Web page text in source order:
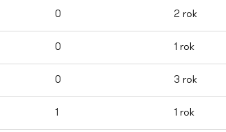
0 2 rok
0 1 rok
0 3 rok
1 1 rok